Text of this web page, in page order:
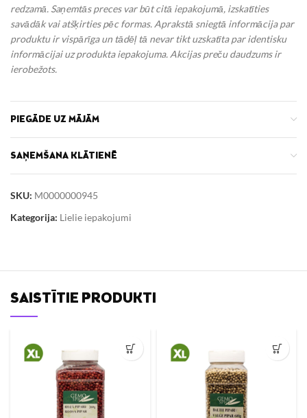
redzamā. Saņemtās preces var būt citā iepakojumā, izskatīties
savādāk vai atšķirties pēc formas. Aprakstā sniegtā informācija par
produktu ir vispārīga un tādēļ tā nevar tikt uzskatīta par identisku
informācijai uz produkta iepakojuma. Akcijas preču daudzums ir
ierobežots.
PIEGĀDE UZ MĀJĀM
SAŅEMŠANA KLĀTIENĒ
SKU: M0000000945
Kategorija: Lielie iepakojumi
SAISTĪTIE PRODUKTI